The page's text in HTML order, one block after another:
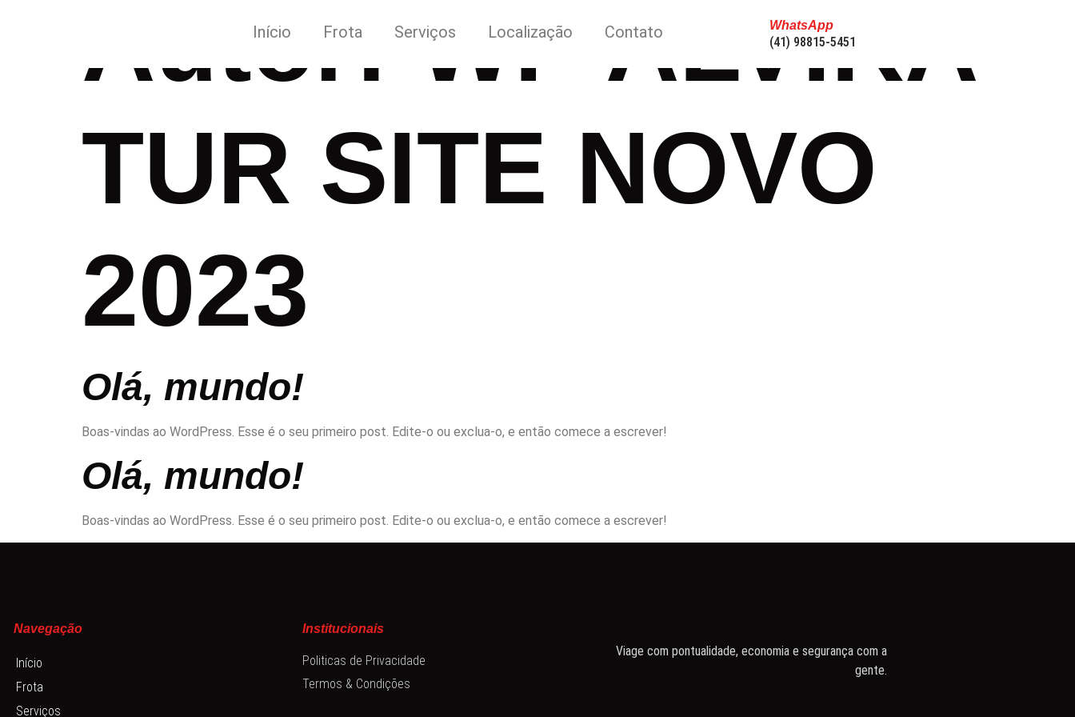
Início Frota Serviços Localização Contato WhatsApp
(41) 98815-5451
Autor:WP ALVIRA
TUR SITE NOVO
2023
Olá, mundo!
Boas-vindas ao WordPress. Esse é o seu primeiro post. Edite-o ou exclua-o, e então comece a escrever!
Olá, mundo!
Boas-vindas ao WordPress. Esse é o seu primeiro post. Edite-o ou exclua-o, e então comece a escrever!
Navegação
Início
Frota
Serviços
Institucionais
Politicas de Privacidade
Termos & Condições
Viage com pontualidade, economia e segurança com a
gente.